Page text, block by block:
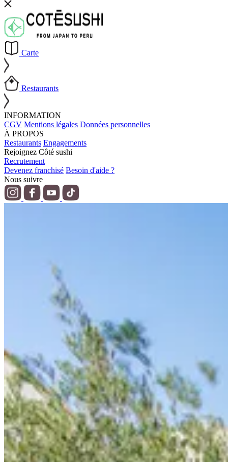
Carte
Restaurants
INFORMATION
CGV Mentions légales Données personnelles
À PROPOS
Restaurants Engagements
Rejoignez Côté sushi
Recrutement
Devenez franchisé Besoin d'aide ?
Nous suivre